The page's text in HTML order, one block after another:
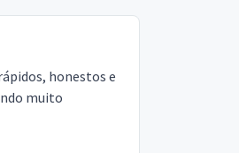
honestos e
muito